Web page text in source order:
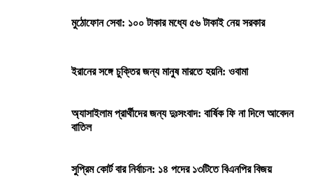
মুঠোফোন সেবা: ১০০ টাকার মধ্যে ৫৬ টাকাই নেয় সরকার
ইরানের সঙ্গে চুক্তির জন্য মানুষ মারতে হয়নি: ওবামা
অ্যাসাইলাম প্রার্থীদের জন্য দুঃসংবাদ: বার্ষিক ফি না দিলে আবেদন
বাতিল
সুপ্রিম কোর্ট বার নির্বাচন: ১৪ পদের ১৩টিতে বিএনপির বিজয়